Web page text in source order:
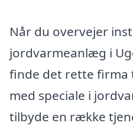
Når du overvejer
jordvarmeanlæg i
finde det rette firma
med speciale i
tilbyde en række